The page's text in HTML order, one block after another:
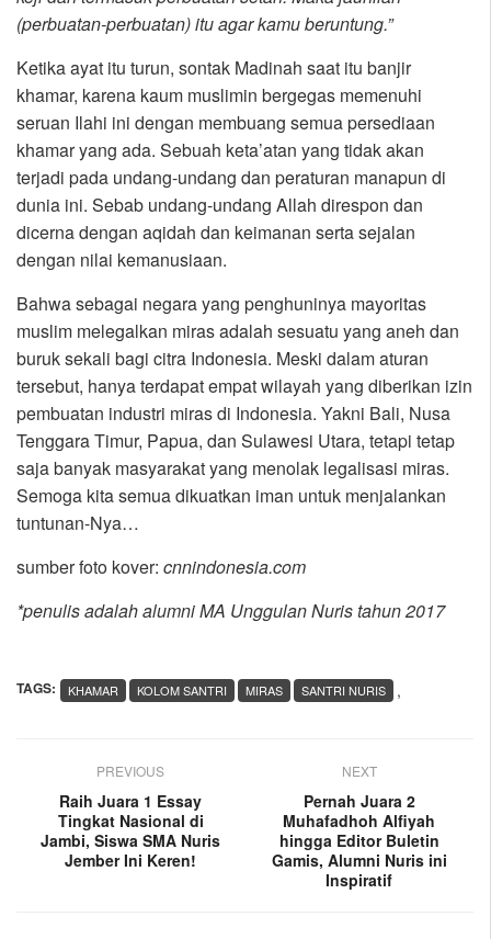
(perbuatan-perbuatan) itu agar kamu beruntung.”
Ketika ayat itu turun, sontak Madinah saat itu banjir
khamar, karena kaum muslimin bergegas memenuhi
seruan Ilahi ini dengan membuang semua persediaan
khamar yang ada. Sebuah keta’atan yang tidak akan
terjadi pada undang-undang dan peraturan manapun di
dunia ini. Sebab undang-undang Allah direspon dan
dicerna dengan aqidah dan keimanan serta sejalan
dengan nilai kemanusiaan.
Bahwa sebagai negara yang penghuninya mayoritas
muslim melegalkan miras adalah sesuatu yang aneh dan
buruk sekali bagi citra Indonesia. Meski dalam aturan
tersebut, hanya terdapat empat wilayah yang diberikan izin
pembuatan industri miras di Indonesia. Yakni Bali, Nusa
Tenggara Timur, Papua, dan Sulawesi Utara, tetapi tetap
saja banyak masyarakat yang menolak legalisasi miras.
Semoga kita semua dikuatkan iman untuk menjalankan
tuntunan-Nya…
sumber foto kover: cnnindonesia.com
*penulis adalah alumni MA Unggulan Nuris tahun 2017
TAGS: ,
KHAMAR KOLOM SANTRI MIRAS SANTRI NURIS
PREVIOUS
Raih Juara 1 Essay
Tingkat Nasional di
Jambi, Siswa SMA Nuris
Jember Ini Keren!
NEXT
Pernah Juara 2
Muhafadhoh Alfiyah
hingga Editor Buletin
Gamis, Alumni Nuris ini
Inspiratif